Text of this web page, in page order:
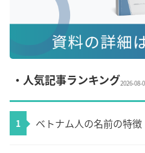
・人気記事ランキング2026-08-
1 ベトナム人の名前の特徴